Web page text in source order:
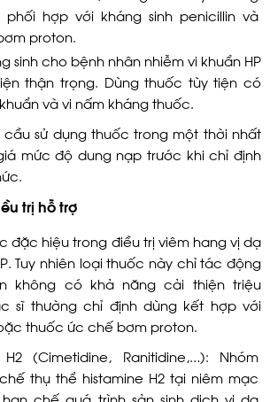
hợp với kháng sinh penicillin và
proton.
sinh cho bệnh nhân nhiễm vi khuẩn HP
thận trọng. Dùng thuốc tùy tiện có
và vi nấm kháng thuốc.
cầu sử dụng thuốc trong một thời nhất
mức độ dung nạp trước khi chỉ định
trị hỗ trợ
đặc hiệu trong điều trị viêm hang vị dạ
Tuy nhiên loại thuốc này chỉ tác động
không có khả năng cải thiện triệu
sĩ thường chỉ định dùng kết hợp với
thuốc ức chế bơm proton.
(Cimetidine, Ranitidine,…): Nhóm
thụ thể histamine H2 tại niêm mạc